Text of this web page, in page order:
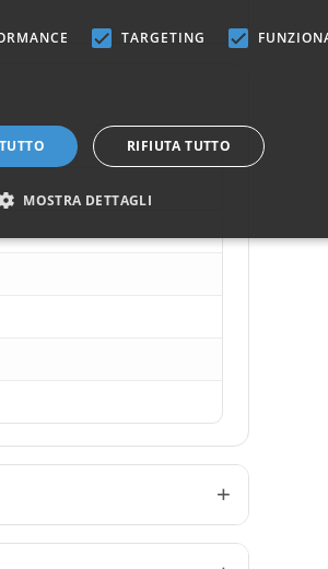
TARGETING
RIFIUTA TUTTO
MOSTRA DETTAGLI